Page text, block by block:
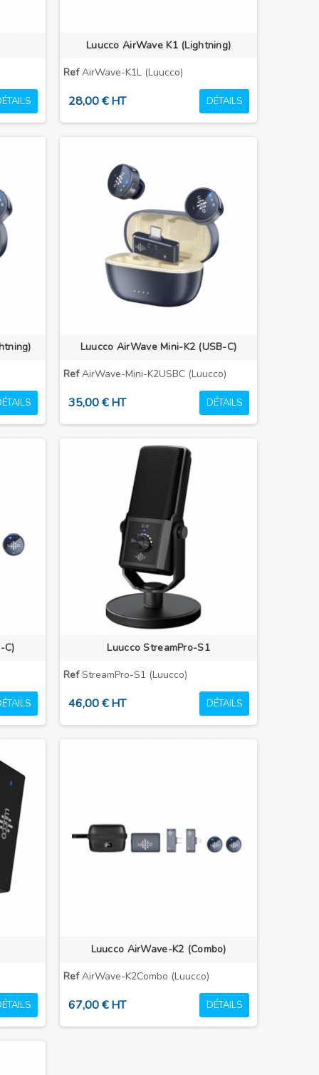
Luucco AirWave K1 (Lightning)
RefAirWave-K1L (Luucco)
28,00 € HT DÉTAILS
Luucco AirWave Mini-K2 (USB-C)
RefAirWave-Mini-K2USBC (Luucco)
35,00 € HT DÉTAILS
C)
Luucco StreamPro-S1
RefStreamPro-S1 (Luucco)
46,00 € HT DÉTAILS
Luucco AirWave-K2 (Combo)
RefAirWave-K2Combo (Luucco)
67,00 € HT DÉTAILS